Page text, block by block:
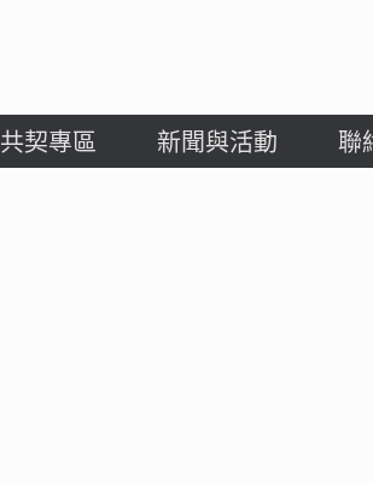
共契專區 新聞與活動 聯